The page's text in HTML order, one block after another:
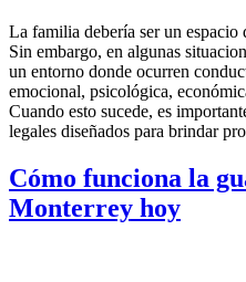
La familia debería ser un espacio
Sin embargo, en algunas
un entorno donde ocurren
emocional, psicológica,
Cuando esto sucede, es
legales diseñados para brindar
Cómo funciona la
Monterrey hoy